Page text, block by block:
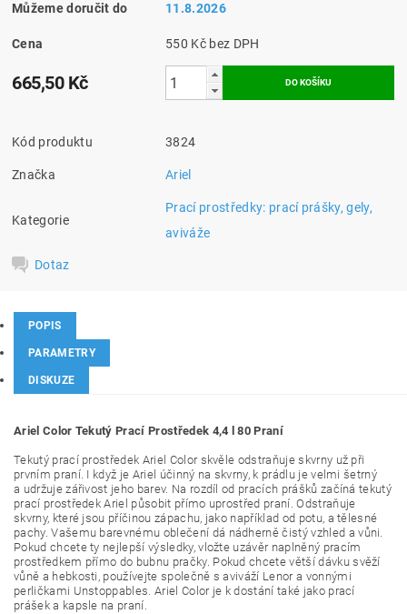
Můžeme doručit do 11.8.2026
Cena 550 Kč bez DPH
665,50 Kč
Kód produktu 3824
Značka Ariel
Kategorie
Prací prostředky: prací prášky, gely,
aviváže
Dotaz
POPIS
PARAMETRY
DISKUZE
Ariel Color Tekutý Prací Prostředek 4,4 l 80 Praní
Tekutý prací prostředek Ariel Color skvěle odstraňuje skvrny už při
prvním praní. I když je Ariel účinný na skvrny, k prádlu je velmi šetrný
a udržuje zářivost jeho barev. Na rozdíl od pracích prášků začíná tekutý
prací prostředek Ariel působit přímo uprostřed praní. Odstraňuje
skvrny, které jsou příčinou zápachu, jako například od potu, a tělesné
pachy. Vašemu barevnému oblečení dá nádherně čistý vzhled a vůni.
Pokud chcete ty nejlepší výsledky, vložte uzávěr naplněný pracím
prostředkem přímo do bubnu pračky. Pokud chcete větší dávku svěží
vůně a hebkosti, používejte společně s aviváží Lenor a vonnými
perličkami Unstoppables. Ariel Color je k dostání také jako prací
prášek a kapsle na praní.